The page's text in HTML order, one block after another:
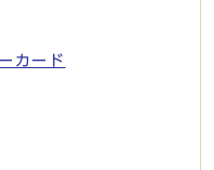
カード